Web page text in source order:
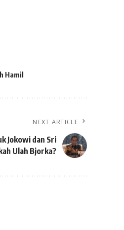
Hamil
NEXT ARTICLE
Jokowi dan Sri
Ulah Bjorka?